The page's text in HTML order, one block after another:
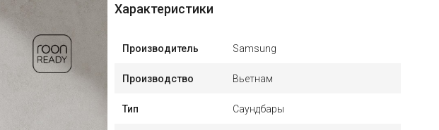
Характеристики
Производитель Samsung
Производство Вьетнам
Тип Саундбары